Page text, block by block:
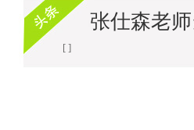
张仕森老
[ ]